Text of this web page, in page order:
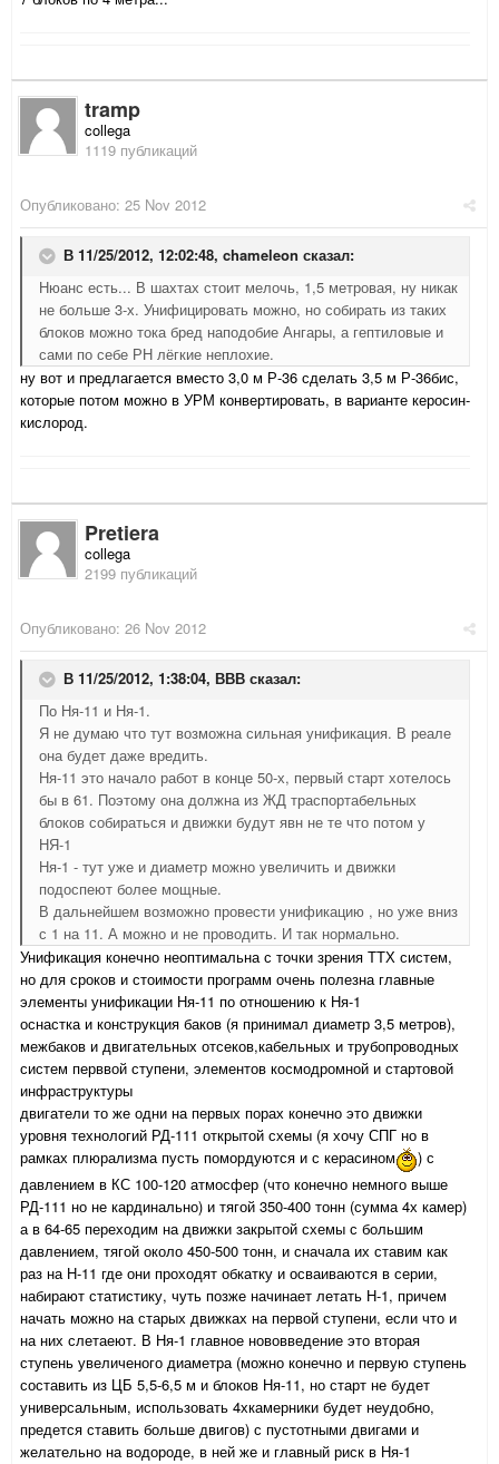
tramp
collega
1119 публикаций
Опубликовано: 25 Nov 2012
В 11/25/2012, 12:02:48, chameleon сказал:
Нюанс есть... В шахтах стоит мелочь, 1,5 метровая, ну никак
не больше 3-х. Унифицировать можно, но собирать из таких
блоков можно тока бред наподобие Ангары, а гептиловые и
сами по себе РН лёгкие неплохие.
ну вот и предлагается вместо 3,0 м Р-36 сделать 3,5 м Р-36бис,
которые потом можно в УРМ конвертировать, в варианте керосин-
кислород.
Pretiera
collega
2199 публикаций
Опубликовано: 26 Nov 2012
В 11/25/2012, 1:38:04, ВВВ сказал:
По Ня-11 и Ня-1.
Я не думаю что тут возможна сильная унификация. В реале
она будет даже вредить.
Ня-11 это начало работ в конце 50-х, первый старт хотелось
бы в 61. Поэтому она должна из ЖД траспортабельных
блоков собираться и движки будут явн не те что потом у
НЯ-1
Ня-1 - тут уже и диаметр можно увеличить и движки
подоспеют более мощные.
В дальнейшем возможно провести унификацию , но уже вниз
с 1 на 11. А можно и не проводить. И так нормально.
Унификация конечно неоптимальна с точки зрения ТТХ систем,
но для сроков и стоимости программ очень полезна главные
элементы унификации Ня-11 по отношению к Ня-1
оснастка и конструкция баков (я принимал диаметр 3,5 метров),
межбаков и двигательных отсеков,кабельных и трубопроводных
систем перввой ступени, элементов космодромной и стартовой
инфраструктуры
двигатели то же одни на первых порах конечно это движки
уровня технологий РД-111 открытой схемы (я хочу СПГ но в
рамках плюрализма пусть помордуются и с керасином
) с
давлением в КС 100-120 атмосфер (что конечно немного выше
РД-111 но не кардинально) и тягой 350-400 тонн (сумма 4х камер)
а в 64-65 переходим на движки закрытой схемы с большим
давлением, тягой около 450-500 тонн, и сначала их ставим как
раз на Н-11 где они проходят обкатку и осваиваются в серии,
набирают статистику, чуть позже начинает летать Н-1, причем
начать можно на старых движках на первой ступени, если что и
на них слетаеют. В Ня-1 главное нововведение это вторая
ступень увеличеного диаметра (можно конечно и первую ступень
составить из ЦБ 5,5-6,5 м и блоков Ня-11, но старт не будет
универсальным, использовать 4хкамерники будет неудобно,
предется ставить больше двигов) с пустотными двигами и
желательно на водороде, в ней же и главный риск в Ня-1